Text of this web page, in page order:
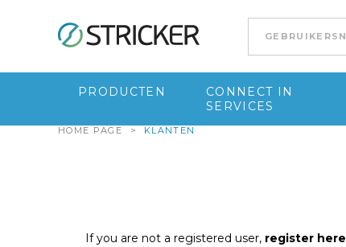
Go to content
PRODUCTEN
CONNECT IN
SERVICES
HOME PAGE > KLANTEN
If you are not a registered user, register here